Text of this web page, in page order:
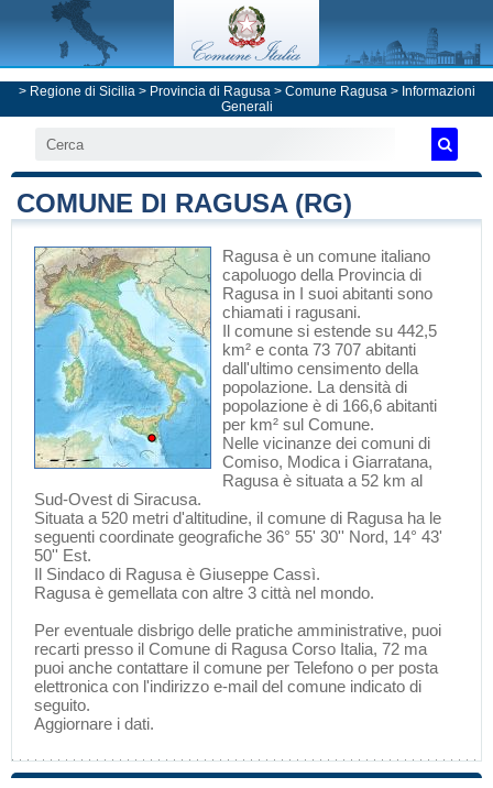
> Regione di Sicilia> Provincia di Ragusa> Comune Ragusa> Informazioni
Generali
COMUNE DI RAGUSA (RG)
Ragusa è un comune italiano
capoluogo della Provincia di
Ragusa in I suoi abitanti sono
chiamati i ragusani.
Il comune si estende su 442,5
km² e conta 73 707 abitanti
dall'ultimo censimento della
popolazione. La densità di
popolazione è di 166,6 abitanti
per km² sul Comune.
Nelle vicinanze dei comuni di
Comiso, Modica i Giarratana,
Ragusa è situata a 52 km al
Sud-Ovest di Siracusa.
Situata a 520 metri d'altitudine, il comune di Ragusa ha le
seguenti coordinate geografiche 36° 55' 30'' Nord, 14° 43'
50'' Est.
Il Sindaco di Ragusa è Giuseppe Cassì.
Ragusa è gemellata con altre 3 città nel mondo.
Per eventuale disbrigo delle pratiche amministrative, puoi
recarti presso il Comune di Ragusa Corso Italia, 72 ma
puoi anche contattare il comune per Telefono o per posta
elettronica con l'indirizzo e-mail del comune indicato di
seguito.
Aggiornare i dati.